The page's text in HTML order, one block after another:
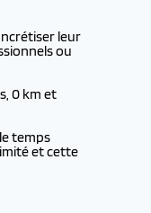
leur
ou
0 km et
temps
et cette